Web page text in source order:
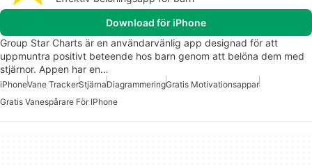
Download för iPhone
Group Star Charts är en användarvänlig app designad för att
uppmuntra positivt beteende hos barn genom att belöna dem med
stjärnor. Appen har en…
iPhoneVane TrackerStjärnaDiagrammeringGratis Motivationsappar
Gratis Vanespårare För IPhone